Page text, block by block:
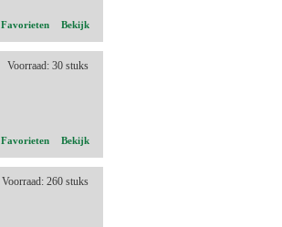
Favorieten Bekijk
Voorraad: 30 stuks
Favorieten Bekijk
Voorraad: 260 stuks